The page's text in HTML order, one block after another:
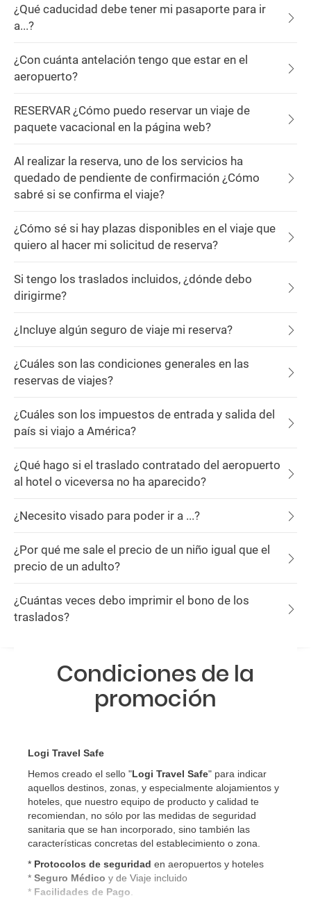
¿Qué caducidad debe tener mi pasaporte para ir
a...?
¿Con cuánta antelación tengo que estar en el
aeropuerto?
RESERVAR ¿Cómo puedo reservar un viaje de
paquete vacacional en la página web?
Al realizar la reserva, uno de los servicios ha
quedado de pendiente de confirmación ¿Cómo
sabré si se confirma el viaje?
¿Cómo sé si hay plazas disponibles en el viaje que
quiero al hacer mi solicitud de reserva?
Si tengo los traslados incluidos, ¿dónde debo
dirigirme?
¿Incluye algún seguro de viaje mi reserva?
¿Cuáles son las condiciones generales en las
reservas de viajes?
¿Cuáles son los impuestos de entrada y salida del
país si viajo a América?
¿Qué hago si el traslado contratado del aeropuerto
al hotel o viceversa no ha aparecido?
¿Necesito visado para poder ir a ...?
¿Por qué me sale el precio de un niño igual que el
precio de un adulto?
¿Cuántas veces debo imprimir el bono de los
traslados?
Condiciones de la
promoción
Logi Travel Safe
Hemos creado el sello "Logi Travel Safe" para indicar
aquellos destinos, zonas, y especialmente alojamientos y
hoteles, que nuestro equipo de producto y calidad te
recomiendan, no sólo por las medidas de seguridad
sanitaria que se han incorporado, sino también las
características concretas del establecimiento o zona.
* Protocolos de seguridad en aeropuertos y hoteles
* Seguro Médico y de Viaje incluido
* Facilidades de Pago